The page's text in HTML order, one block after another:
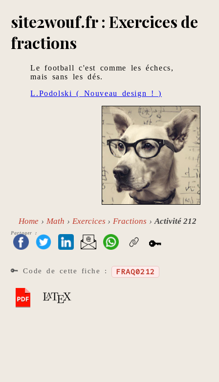
site2wouf.fr : Exercices de
fractions
Le football c'est comme les échecs,
mais sans les dés.
L.Podolski ( Nouveau design ! )
Home Math Exercices Fractions Activité 212
Partager :
🔑
🔑 Code de cette fiche : FRAQ0212